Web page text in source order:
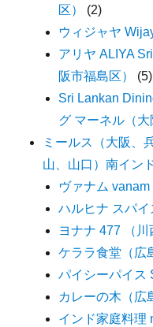
区）
(2)
ウィジャヤ
アリヤ ALIYA
阪市福島区）
(5)
Sri Lankan
グ マーネル（大
ミールス（大阪、
山、山口）南イン
ヴァナム vanam
ハルヒナ スパイ
ヨナナ 477 （川
ケララ食堂（広
パイシーパイス
カレーの木（広
インド家庭料理